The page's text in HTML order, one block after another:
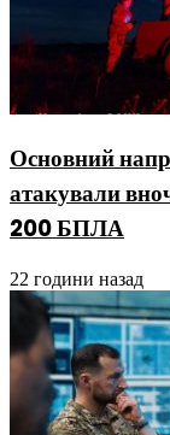
Основний
атакували
200 БПЛА
22 години назад